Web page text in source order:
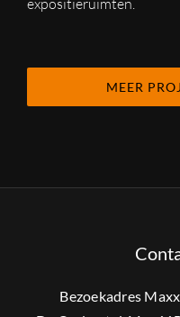
MEER
Bezoekadres